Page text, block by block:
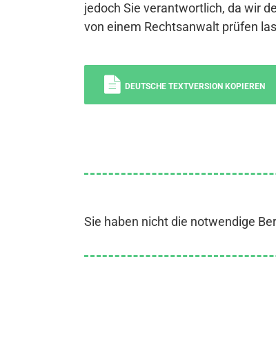
jedoch Sie verantwortlich, da wir
von einem Rechtsanwalt prüfen
DEUTSCHE TEXTVERSION KOPIEREN
Sie haben nicht die notwendige